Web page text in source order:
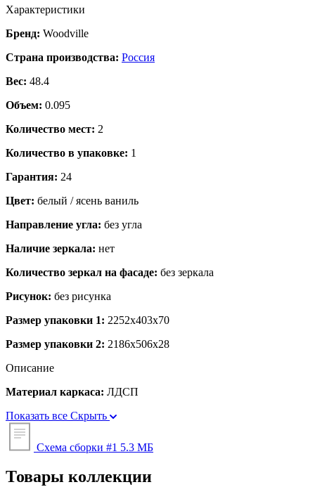
Характеристики
Бренд: Woodville
Страна производства: Россия
Вес: 48.4
Объем: 0.095
Количество мест: 2
Количество в упаковке: 1
Гарантия: 24
Цвет: белый / ясень ваниль
Направление угла: без угла
Наличие зеркала: нет
Количество зеркал на фасаде: без зеркала
Рисунок: без рисунка
Размер упаковки 1: 2252x403x70
Размер упаковки 2: 2186x506x28
Описание
Материал каркаса: ЛДСП
Показать все Скрыть
Схема сборки #1 5.3 МБ
Товары коллекции